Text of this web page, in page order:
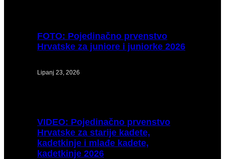
FOTO: Pojedinačno prvenstvo
Hrvatske za juniore i juniorke 2026
Lipanj 23, 2026
VIDEO: Pojedinačno prvenstvo
Hrvatske za starije kadete,
kadetkinje i mlađe kadete,
kadetkinje 2026